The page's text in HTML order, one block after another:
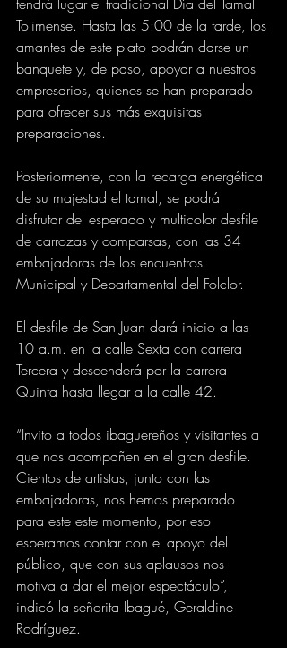
Tolimense. Hasta las 5:00 de la tarde, los
amantes de este plato podrán darse un
banquete y, de paso, apoyar a nuestros
empresarios, quienes se han preparado
para ofrecer sus más exquisitas
preparaciones.
Posteriormente, con la recarga energética
de su majestad el tamal, se podrá
disfrutar del esperado y multicolor desfile
de carrozas y comparsas, con las 34
embajadoras de los encuentros
Municipal y Departamental del Folclor.
El desfile de San Juan dará inicio a las
10 a.m. en la calle Sexta con carrera
Tercera y descenderá por la carrera
Quinta hasta llegar a la calle 42.
“Invito a todos ibaguereños y visitantes a
que nos acompañen en el gran desfile.
Cientos de artistas, junto con las
embajadoras, nos hemos preparado
para este este momento, por eso
esperamos contar con el apoyo del
público, que con sus aplausos nos
motiva a dar el mejor espectáculo”,
indicó la señorita Ibagué, Geraldine
Rodríguez.